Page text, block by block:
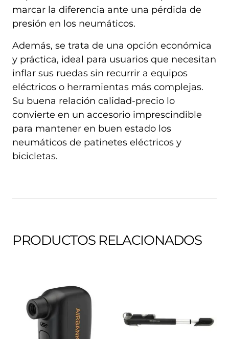
marcar la diferencia ante una pérdida de
presión en los neumáticos.
Además, se trata de una opción económica
y práctica, ideal para usuarios que necesitan
inflar sus ruedas sin recurrir a equipos
eléctricos o herramientas más complejas.
Su buena relación calidad-precio lo
convierte en un accesorio imprescindible
para mantener en buen estado los
neumáticos de patinetes eléctricos y
bicicletas.
PRODUCTOS RELACIONADOS